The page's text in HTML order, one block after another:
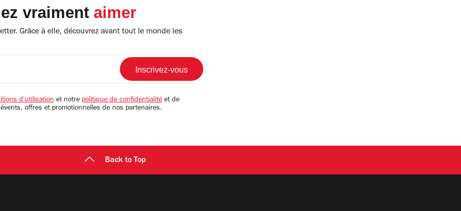
vraiment aimer
Grâce à elle, découvrez avant tout le monde les
d'utilisation et notre politique de confidentialité et de
offres et promotionnelles de nos partenaires.
Back to Top